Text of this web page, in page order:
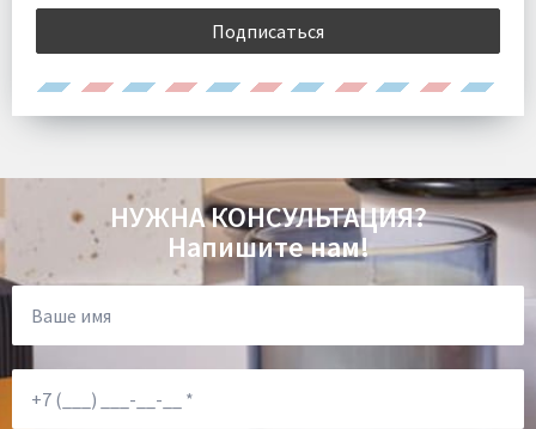
Подписаться
НУЖНА КОНСУЛЬТАЦИЯ?
Напишите нам!